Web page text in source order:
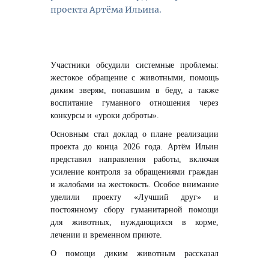
проекта Артёма Ильина.
Участники обсудили системные проблемы:
жестокое обращение с животными, помощь
диким зверям, попавшим в беду, а также
воспитание гуманного отношения через
конкурсы и «уроки доброты».
Основным стал доклад о плане реализации
проекта до конца 2026 года. Артём Ильин
представил направления работы, включая
усиление контроля за обращениями граждан
и жалобами на жестокость. Особое внимание
уделили проекту «Лучший друг» и
постоянному сбору гуманитарной помощи
для животных, нуждающихся в корме,
лечении и временном приюте.
О помощи диким животным рассказал